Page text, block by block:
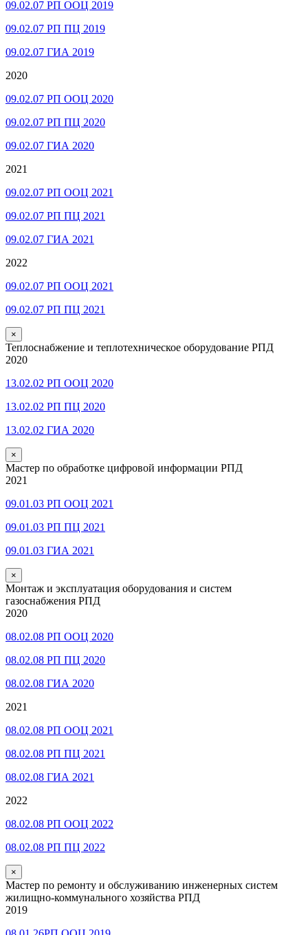
09.02.07 РП ООЦ 2019
09.02.07 РП ПЦ 2019
09.02.07 ГИА 2019
2020
09.02.07 РП ООЦ 2020
09.02.07 РП ПЦ 2020
09.02.07 ГИА 2020
2021
09.02.07 РП ООЦ 2021
09.02.07 РП ПЦ 2021
09.02.07 ГИА 2021
2022
09.02.07 РП ООЦ 2021
09.02.07 РП ПЦ 2021
×
Теплоснабжение и теплотехническое оборудование РПД
2020
13.02.02 РП ООЦ 2020
13.02.02 РП ПЦ 2020
13.02.02 ГИА 2020
×
Мастер по обработке цифровой информации РПД
2021
09.01.03 РП ООЦ 2021
09.01.03 РП ПЦ 2021
09.01.03 ГИА 2021
×
Монтаж и эксплуатация оборудования и систем
газоснабжения РПД
2020
08.02.08 РП ООЦ 2020
08.02.08 РП ПЦ 2020
08.02.08 ГИА 2020
2021
08.02.08 РП ООЦ 2021
08.02.08 РП ПЦ 2021
08.02.08 ГИА 2021
2022
08.02.08 РП ООЦ 2022
08.02.08 РП ПЦ 2022
×
Мастер по ремонту и обслуживанию инженерных систем
жилищно-коммунального хозяйства РПД
2019